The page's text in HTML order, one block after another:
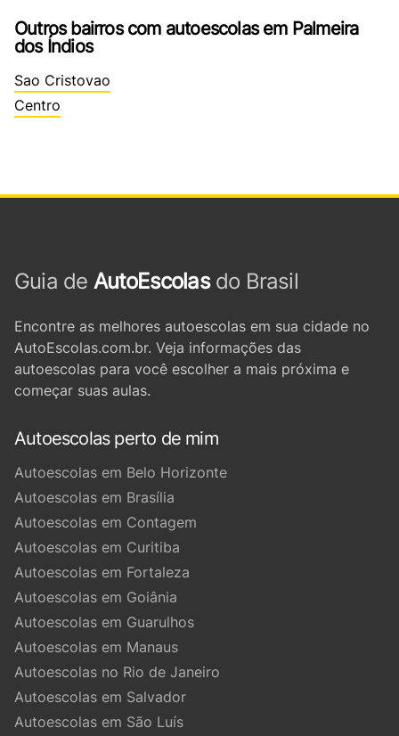
Outros bairros com autoescolas em Palmeira
dos Índios
Sao Cristovao
Centro
Guia de AutoEscolasdo Brasil
Encontre as melhores autoescolas em sua cidade no
AutoEscolas.com.br. Veja informações das
autoescolas para você escolher a mais próxima e
começar suas aulas.
Autoescolas perto de mim
Autoescolas em Belo Horizonte
Autoescolas em Brasília
Autoescolas em Contagem
Autoescolas em Curitiba
Autoescolas em Fortaleza
Autoescolas em Goiânia
Autoescolas em Guarulhos
Autoescolas em Manaus
Autoescolas no Rio de Janeiro
Autoescolas em Salvador
Autoescolas em São Luís